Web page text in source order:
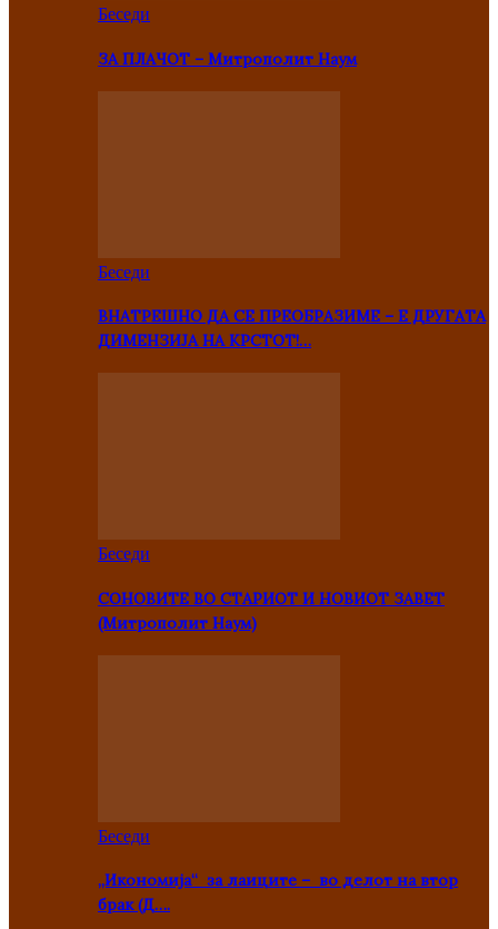
Беседи
ЗА ПЛАЧОТ – Митрополит Наум
Беседи
ВНАТРЕШНО ДА СЕ ПРЕОБРАЗИМЕ – Е ДРУГАТА
ДИМЕНЗИЈА НА КРСТОТ!…
Беседи
СОНОВИТЕ ВО СТАРИОТ И НОВИОТ ЗАВЕТ
(Митрополит Наум)
Беседи
„Икономија“ за лаиците – во делот на втор
брак (Д….